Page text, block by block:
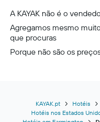
A KAYAK não é o
Agregamos mesmo
que procuras
Porque não são os
KAYAK.pt Hotéis
Hotéis nos Estados